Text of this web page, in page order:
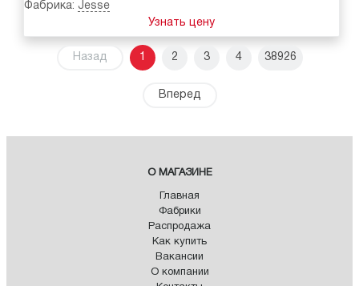
Фабрика: Jesse
Узнать цену
Назад 1 2 3 4 38926
Вперед
О МАГАЗИНЕ
Главная
Фабрики
Распродажа
Как купить
Вакансии
О компании